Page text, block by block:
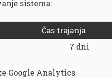
sistema:
Čas trajanja
7 dni
Google Analytics